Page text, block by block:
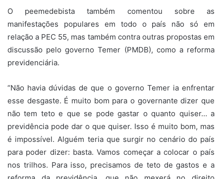
O peemedebista também comentou sobre as
manifestações populares em todo o país não só em
relação a PEC 55, mas também contra outras propostas em
discussão pelo governo Temer (PMDB), como a reforma
previdenciária.
“Não havia dúvidas de que o governo Temer ia enfrentar
esse desgaste. É muito bom para o governante dizer que
não tem teto e que se pode gastar o quanto quiser… a
previdência pode dar o que quiser. Isso é muito bom, mas
é impossível. Alguém teria que surgir no cenário do país
para poder dizer: basta. Vamos começar a colocar o país
nos trilhos. Para isso, precisamos de teto de gastos e a